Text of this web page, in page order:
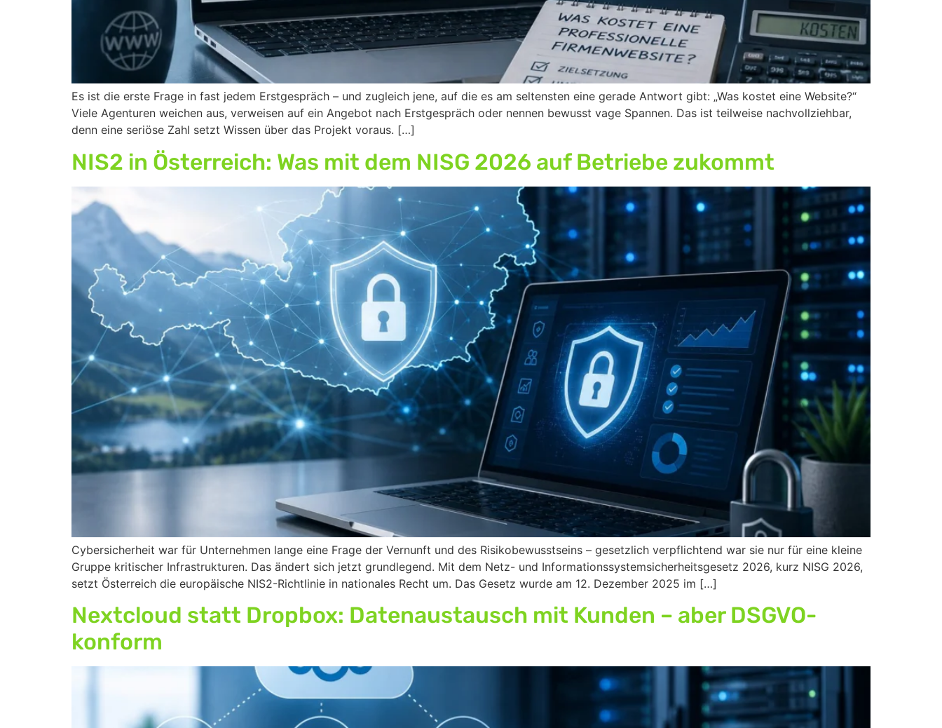
Es ist die erste Frage in fast jedem Erstgespräch – und zugleich jene, auf die es am seltensten eine gerade Antwort gibt: „Was kostet eine Website?“
Viele Agenturen weichen aus, verweisen auf ein Angebot nach Erstgespräch oder nennen bewusst vage Spannen. Das ist teilweise nachvollziehbar,
denn eine seriöse Zahl setzt Wissen über das Projekt voraus. […]
NIS2 in Österreich: Was mit dem NISG 2026 auf Betriebe zukommt
Cybersicherheit war für Unternehmen lange eine Frage der Vernunft und des Risikobewusstseins – gesetzlich verpflichtend war sie nur für eine kleine
Gruppe kritischer Infrastrukturen. Das ändert sich jetzt grundlegend. Mit dem Netz- und Informationssystemsicherheitsgesetz 2026, kurz NISG 2026,
setzt Österreich die europäische NIS2-Richtlinie in nationales Recht um. Das Gesetz wurde am 12. Dezember 2025 im […]
Nextcloud statt Dropbox: Datenaustausch mit Kunden – aber DSGVO-
konform